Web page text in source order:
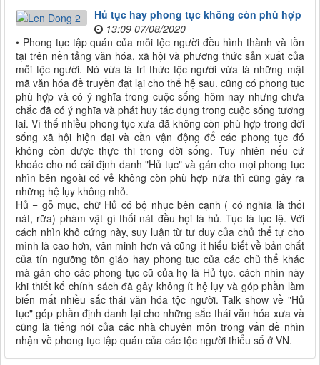
Hủ tục hay phong tục không còn phù hợp
13:09 07/08/2020
• Phong tục tập quán của mỗi tộc người đều hình thành và tồn
tại trên nền tảng văn hóa, xã hội và phương thức sản xuất của
mỗi tộc người. Nó vừa là tri thức tộc người vừa là những mật
mã văn hóa đề truyền đạt lại cho thế hệ sau. cũng có phong tục
phù hợp và có ý nghĩa trong cuộc sống hôm nay nhưng chưa
chắc đã có ý nghĩa và phát huy tác dụng trong cuộc sống tương
lai. Vì thế nhiều phong tục xưa đã không còn phù hợp trong đời
sống xã hội hiện đại và cần vận động để các phong tục đó
không còn được thực thi trong đời sống. Tuy nhiên nếu cứ
khoác cho nó cái định danh "Hủ tục" và gán cho mọi phong tục
nhìn bên ngoài có vẻ không còn phù hợp nữa thì cũng gây ra
những hệ lụy không nhỏ.
Hủ = gỗ mục, chữ Hủ có bộ nhục bên cạnh ( có nghĩa là thối
nát, rữa) phàm vật gì thối nát đều họi là hủ. Tục là tục lệ. Với
cách nhìn khô cứng này, suy luận từ tư duy của chủ thể tự cho
mình là cao hơn, văn minh hơn và cũng ít hiểu biết về bản chất
của tín ngưỡng tôn giáo hay phong tục của các chủ thể khác
mà gán cho các phong tục cũ của họ là Hủ tục. cách nhìn này
khi thiết kế chính sách đã gây không ít hệ lụy và góp phần làm
biến mất nhiều sắc thái văn hóa tộc người. Talk show về "Hủ
tục" góp phần định danh lại cho những sắc thái văn hóa xưa và
cũng là tiếng nói của các nhà chuyên môn trong vấn đề nhìn
nhận về phong tục tập quán của các tộc người thiểu số ở VN.